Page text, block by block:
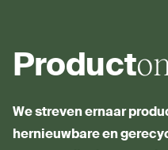
Product
We streven ernaar
her­nieuwbare en